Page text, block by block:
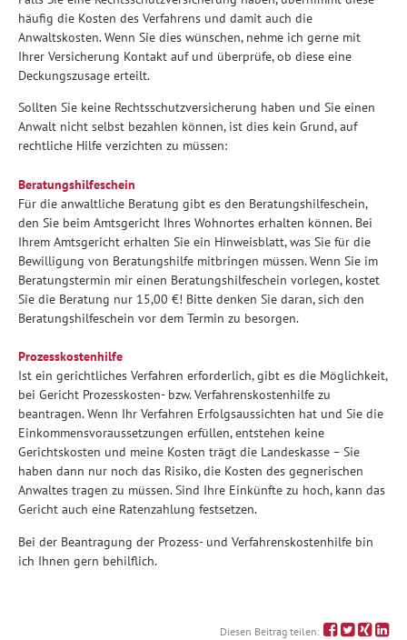
häufig die Kosten des Verfahrens und damit auch die
Anwaltskosten. Wenn Sie dies wünschen, nehme ich gerne mit
Ihrer Versicherung Kontakt auf und überprüfe, ob diese eine
Deckungszusage erteilt.
Sollten Sie keine Rechtsschutzversicherung haben und Sie einen
Anwalt nicht selbst bezahlen können, ist dies kein Grund, auf
rechtliche Hilfe verzichten zu müssen:
Beratungshilfeschein
Für die anwaltliche Beratung gibt es den Beratungshilfeschein,
den Sie beim Amtsgericht Ihres Wohnortes erhalten können. Bei
Ihrem Amtsgericht erhalten Sie ein Hinweisblatt, was Sie für die
Bewilligung von Beratungshilfe mitbringen müssen. Wenn Sie im
Beratungstermin mir einen Beratungshilfeschein vorlegen, kostet
Sie die Beratung nur 15,00 €! Bitte denken Sie daran, sich den
Beratungshilfeschein vor dem Termin zu besorgen.
Prozesskostenhilfe
Ist ein gerichtliches Verfahren erforderlich, gibt es die Möglichkeit,
bei Gericht Prozesskosten- bzw. Verfahrenskostenhilfe zu
beantragen. Wenn Ihr Verfahren Erfolgsaussichten hat und Sie die
Einkommensvoraussetzungen erfüllen, entstehen keine
Gerichtskosten und meine Kosten trägt die Landeskasse – Sie
haben dann nur noch das Risiko, die Kosten des gegnerischen
Anwaltes tragen zu müssen. Sind Ihre Einkünfte zu hoch, kann das
Gericht auch eine Ratenzahlung festsetzen.
Bei der Beantragung der Prozess- und Verfahrenskostenhilfe bin
ich Ihnen gern behilflich.
Diesen Beitrag teilen: